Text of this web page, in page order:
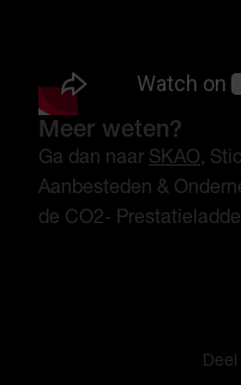
Meer weten?
Ga dan naar SKAO,
Aanbesteden &
de CO2-